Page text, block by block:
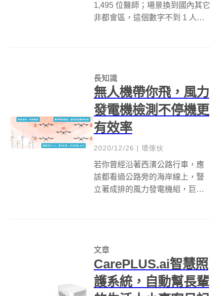
1,495 位醫師；場景換到國內其它
非都會區，這個數字不到 1 人。
壯年人口外流議題一起服用...
長知識
無人機帶你飛，風力
發電機檢測不停機更
有效率
2020/12/26 | 壞傢伙
若你曾經沿著西濱公路行車，應
該都看過公路旁的海岸線上，豎
立著成排的風力發電機組，巨大
正在發電中，一列風車隊伍中，
總有些停止不轉的...
文章
CarePLUS.ai智慧照
護系統，自動幫長輩